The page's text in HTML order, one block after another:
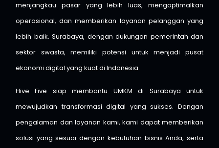
menjangkau pasar yang lebih luas, mengoptimalkan
operasional, dan memberikan layanan pelanggan yang
lebih baik. Surabaya, dengan dukungan pemerintah dan
sektor swasta, memiliki potensi untuk menjadi pusat
ekonomi digital yang kuat di Indonesia.
Hive Five siap membantu UMKM di Surabaya untuk
mewujudkan transformasi digital yang sukses. Dengan
pengalaman dan layanan kami, kami dapat memberikan
solusi yang sesuai dengan kebutuhan bisnis Anda, serta